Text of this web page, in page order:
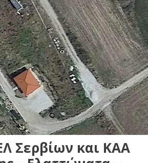
Σερβίων και ΚΑΑ